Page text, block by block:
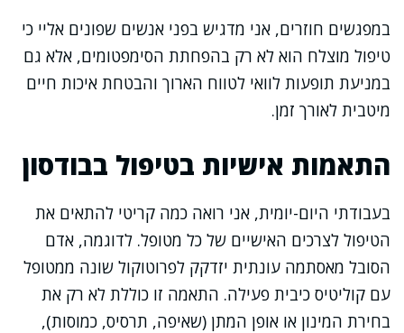
במפגשים חוזרים, אני מדגיש בפני אנשים שפונים אליי כי
טיפול מוצלח הוא לא רק בהפחתת הסימפטומים, אלא גם
במניעת תופעות לוואי לטווח הארוך והבטחת איכות חיים
מיטבית לאורך זמן.
התאמות אישיות בטיפול בבודסון
בעבודתי היום-יומית, אני רואה כמה קריטי להתאים את
הטיפול לצרכים האישיים של כל מטופל. לדוגמה, אדם
הסובל מאסתמה עונתית יזדקק לפרוטוקול שונה ממטופל
עם קוליטיס כיבית פעילה. התאמה זו כוללת לא רק את
בחירת המינון או אופן המתן (שאיפה, תרסיס, כמוסות),